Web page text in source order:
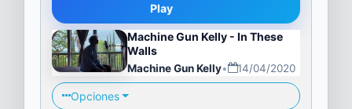
Play
Machine Gun Kelly - In These
Walls
Machine Gun Kelly• 14/04/2020
Opciones